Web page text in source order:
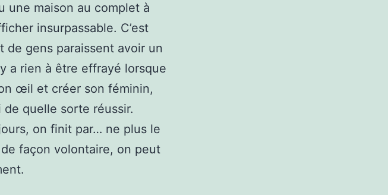
une maison au complet à
insurpassable. C’est
de gens paraissent avoir un
a rien à être effrayé lorsque
œil et créer son féminin,
de quelle sorte réussir.
on finit par… ne plus le
façon volontaire, on peut